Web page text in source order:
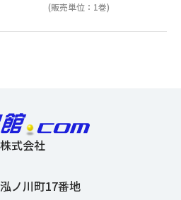
(販売単位：1巻)
式会社
ノ川町17番地